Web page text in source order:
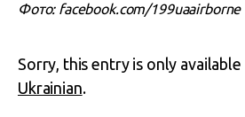
Фото: facebook.com/199uaairborne
Sorry, this entry is only available
Ukrainian.